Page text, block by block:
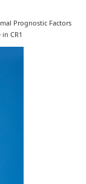
Prognostic Factors
CR1